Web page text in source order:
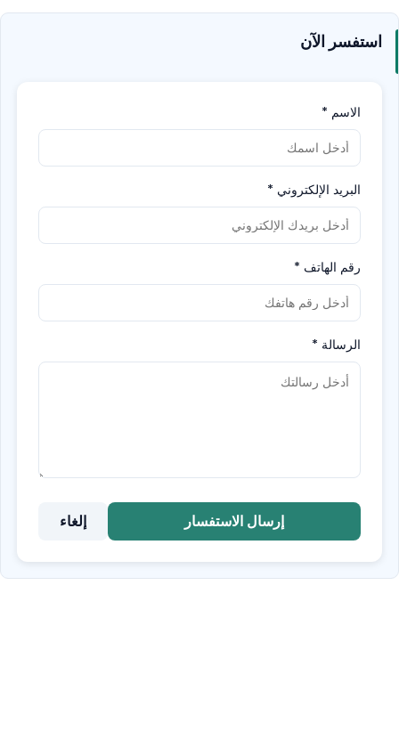
استفسر الآن
الاسم *
البريد الإلكتروني *
رقم الهاتف *
الرسالة *
إرسال الاستفسار إلغاء